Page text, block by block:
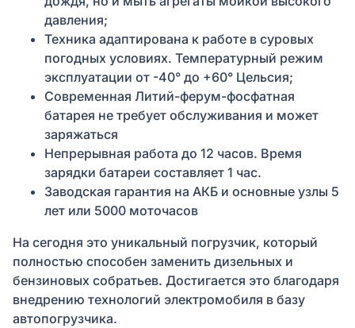
давления;
Техника адаптирована к работе в суровых
погодных условиях. Температурный режим
эксплуатации от -40° до +60° Цельсия;
Современная Литий-ферум-фосфатная
батарея не требует обслуживания и может
заряжаться
Непрерывная работа до 12 часов. Время
зарядки батареи составляет 1 час.
Заводская гарантия на АКБ и основные узлы 5
лет или 5000 моточасов
На сегодня это уникальный погрузчик, который
полностью способен заменить дизельных и
бензиновых собратьев. Достигается это благодаря
внедрению технологий электромобиля в базу
автопогрузчика.